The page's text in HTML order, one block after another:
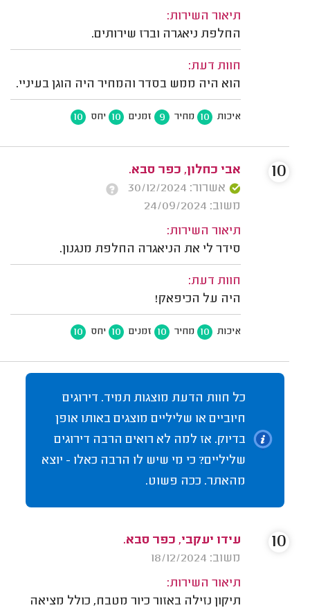
תיאור השירות:
החלפת ניאגרה וברז שירותים.
חוות דעת:
הוא היה ממש בסדר והמחיר היה הוגן בעיניי.
איכות 10 מחיר 9 זמנים 10 יחס 10
אבי כחלון, כפר סבא.
אשרור: 30/12/2024
משוב: 24/09/2024
תיאור השירות:
סידר לי את הניאגרה החלפת מנגנון.
חוות דעת:
היה על הכיפאק!
איכות 10 מחיר 10 זמנים 10 יחס 10
10
כל חוות הדעת מוצגות תמיד. דירוגים
חיוביים או שליליים מוצגים באותו אופן
בדיוק. אז למה לא רואים הרבה דירוגים
שליליים? כי מי שיש לו הרבה כאלו - יוצא
מהאתר. ככה פשוט.
עידו יעקבי, כפר סבא.
משוב: 18/12/2024
תיאור השירות:
תיקון נזילה באזור כיור מטבח, כולל מציאה
10